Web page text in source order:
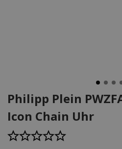
Philipp Plein
Icon Chain Uhr